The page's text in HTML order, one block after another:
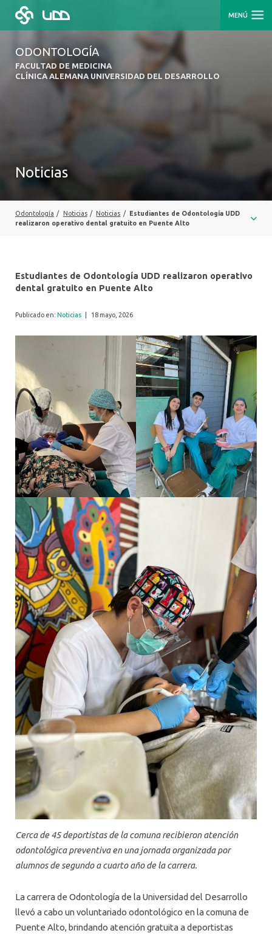
MENÚ
ODONTOLOGÍA
FACULTAD DE MEDICINA
CLÍNICA ALEMANA UNIVERSIDAD DEL DESARROLLO
Noticias
Odontología / Noticias / Noticias /
Estudiantes de Odontología UDD
realizaron operativo dental gratuito en Puente Alto
Estudiantes de Odontología UDD realizaron operativo
dental gratuito en Puente Alto
Publicado en: Noticias 18 mayo, 2026
Cerca de 45 deportistas de la comuna recibieron atención
odontológica preventiva en una jornada organizada por
alumnos de segundo a cuarto año de la carrera.
La carrera de Odontología de la Universidad del Desarrollo
llevó a cabo un voluntariado odontológico en la comuna de
Puente Alto, brindando atención gratuita a deportistas